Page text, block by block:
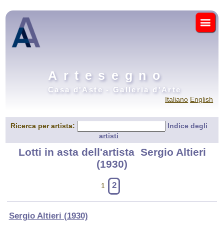
Artesegno
Casa d'Aste - Galleria d'Arte
Italiano English
Ricerca per artista:
Indice degli
artisti
Lotti in asta dell'artista Sergio Altieri
(1930)
1 2
Sergio Altieri (1930)